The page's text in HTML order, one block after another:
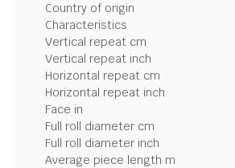
Country of origin
Characteristics
Vertical repeat cm
Vertical repeat inch
Horizontal repeat cm
Horizontal repeat inch
Face in
Full roll diameter cm
Full roll diameter inch
Average piece length m